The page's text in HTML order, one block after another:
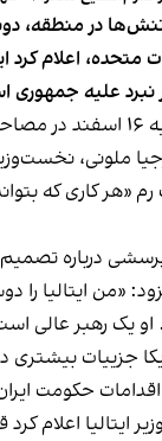
در منطقه،
اعلام کرد
نبرد علیه
ترامپ شامگاه شنبه ۱۶
ملونی،
«هر کاری که
درباره
«من ایتالیا را
یک رهبر عالی
جزییات بیشتری
اقدامات حکومت
ایتالیا اعلام